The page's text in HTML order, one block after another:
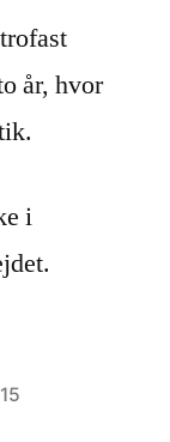
år, hvor
i